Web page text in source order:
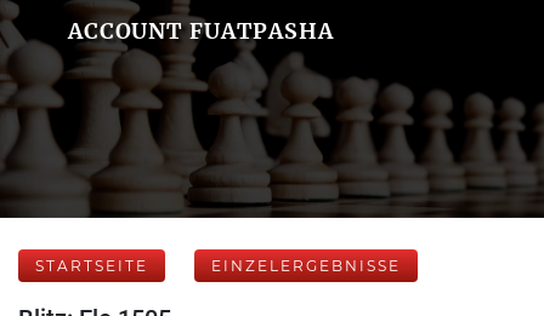
ACCOUNT FUATPASHA
STARTSEITE EINZELERGEBNISSE